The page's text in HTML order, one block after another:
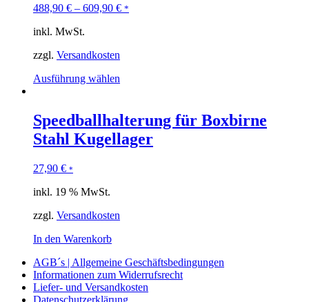
488,90 € – 609,90 € *
inkl. MwSt.
zzgl. Versandkosten
Ausführung wählen
Speedballhalterung für Boxbirne
Stahl Kugellager
27,90 € *
inkl. 19 % MwSt.
zzgl. Versandkosten
In den Warenkorb
AGB´s | Allgemeine Geschäftsbedingungen
Informationen zum Widerrufsrecht
Liefer- und Versandkosten
Datenschutzerklärung